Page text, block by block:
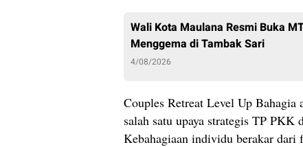
Wali Kota Maulana Resmi Buka
Menggema di Tambak Sari
4/08/2026
​Couples Retreat Level Up Bahagia
salah satu upaya strategis TP
Kebahagiaan individu berakar dari